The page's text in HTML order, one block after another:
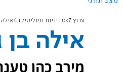
ערוץ 7 מדיניות ופוליטיקה
אילה
מירב כהן